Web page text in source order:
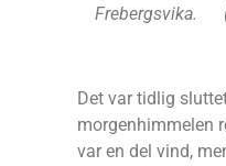
Frebergsvika.
Det var tidlig
morgenhimmelen
var en del vind,